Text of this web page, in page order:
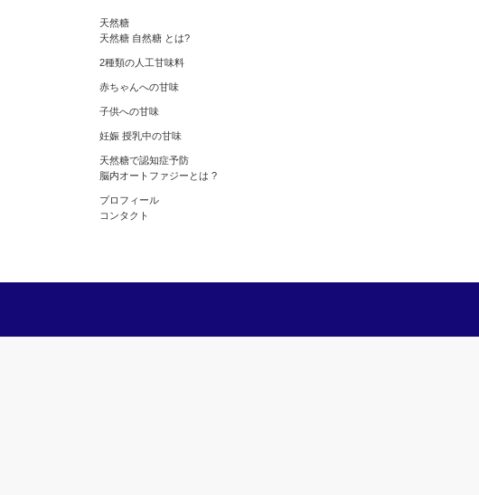
天然糖
天然糖 自然糖 とは?
2種類の人工甘味料
赤ちゃんへの甘味
子供への甘味
妊娠 授乳中の甘味
天然糖で認知症予防
脳内オートファジーとは ?
プロフィール
コンタクト